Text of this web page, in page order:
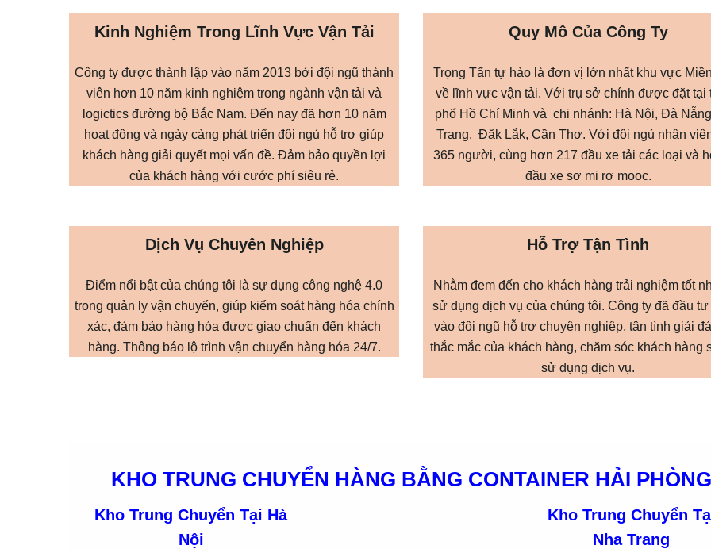
Kinh Nghiệm Trong Lĩnh Vực Vận Tải
Công ty được thành lập vào năm 2013 bởi đội ngũ thành
viên hơn 10 năm kinh nghiệm trong ngành vận tải và
logictics đường bộ Bắc Nam. Đến nay đã hơn 10 năm
hoạt động và ngày càng phát triển đội ngủ hỗ trợ giúp
khách hàng giải quyết mọi vấn đề. Đảm bảo quyền lợi
của khách hàng với cước phí siêu rẻ.
Quy Mô Của Công Ty
Trọng Tấn tự hào là đơn vị lớn nhất khu vực
về lĩnh vực vận tải. Với trụ sở chính được đặt tại
phố Hồ Chí Minh và chi nhánh: Hà Nội, Đà
Trang, Đăk Lắk, Cần Thơ. Với đội ngủ nhân
365 người, cùng hơn 217 đầu xe tải các loại và
đầu xe sơ mi rơ mooc.
Dịch Vụ Chuyên Nghiệp
Điểm nổi bật của chúng tôi là sự dụng công nghệ 4.0
trong quản ly vận chuyển, giúp kiểm soát hàng hóa chính
xác, đảm bảo hàng hóa được giao chuẩn đến khách
hàng. Thông báo lộ trình vận chuyển hàng hóa 24/7.
Hỗ Trợ Tận Tình
Nhằm đem đến cho khách hàng trải nghiệm tốt
sử dụng dịch vụ của chúng tôi. Công ty đã đầu tư
vào đội ngũ hỗ trợ chuyên nghiệp, tận tình giải
thắc mắc của khách hàng, chăm sóc khách hàng
sử dụng dịch vụ.
KHO TRUNG CHUYỂN HÀNG BẰNG CONTAINER HẢI PHÒNG
Kho Trung Chuyển Tại Hà
Nội
Kho Trung Chuyển
Nha Trang